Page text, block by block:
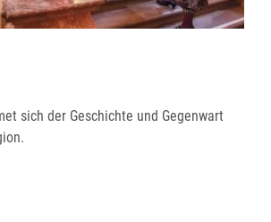
sich der Geschichte und Gegenwart